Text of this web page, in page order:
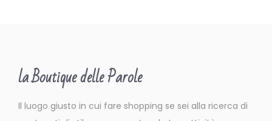
la Boutique delle Parole
Il luogo giusto in cui fare shopping se sei alla ricerca di